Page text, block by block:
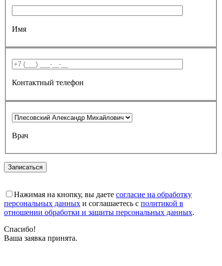
Имя
Контактный телефон
Врач
Записаться
Нажимая на кнопку, вы даете согласие на обработку
персональных данных и соглашаетесь с политикой в
отношении обработки и защиты персональных данных.
Спасибо!
Ваша заявка принята.